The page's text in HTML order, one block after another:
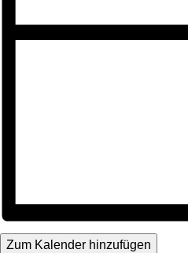
Zum Kalender hinzufügen